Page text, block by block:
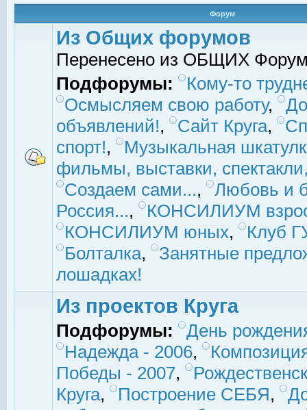
Форум
Из Общих форумов
Перенесено из ОБЩИХ
Подфорумы:
Кому-то
Осмысляем свою работу,
объявлений!, Сайт Круга,
спорт!,
Музыкальная
фильмы, выставки,
Создаем сами...,
Любовь и
Россия...,
КОНСИЛИУМ
КОНСИЛИУМ юных,
Клуб
Болталка,
Занятные
лошадках!
Из проектов Круга
Подфорумы:
День
Надежда - 2006,
Победы - 2007,
Круга, Построение СЕБЯ,